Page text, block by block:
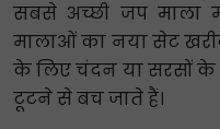
सबसे अच्छी जप माला
मालाओं का नया सेट
के लिए चंदन या सरसों के
टूटने से बच जाते हैं।